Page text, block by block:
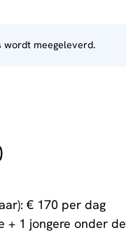
wordt meegeleverd.
€ 170 per dag
+ 1 jongere onder de